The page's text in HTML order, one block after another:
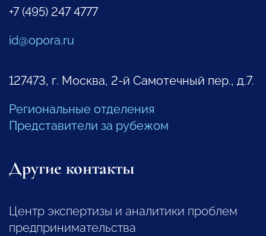
+7 (495) 247 4777
id@opora.ru
127473, г. Москва, 2-й Самотечный пер., д.7.
Региональные отделения
Представители за рубежом
Другие контакты
Центр экспертизы и аналитики проблем
предпринимательства